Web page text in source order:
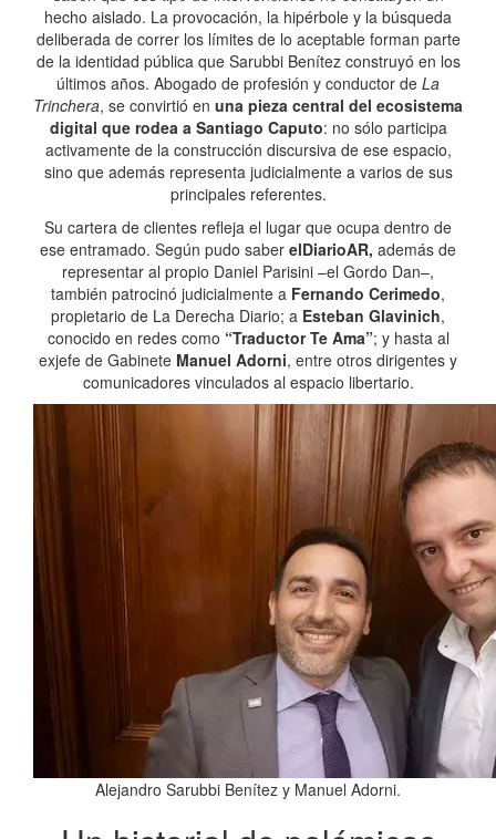
hecho aislado. La provocación, la hipérbole y la búsqueda
deliberada de correr los límites de lo aceptable forman parte
de la identidad pública que Sarubbi Benítez construyó en los
últimos años. Abogado de profesión y conductor de La
Trinchera, se convirtió en una pieza central del ecosistema
digital que rodea a Santiago Caputo: no sólo participa
activamente de la construcción discursiva de ese espacio,
sino que además representa judicialmente a varios de sus
principales referentes.
Su cartera de clientes refleja el lugar que ocupa dentro de
ese entramado. Según pudo saber elDiarioAR, además de
representar al propio Daniel Parisini –el Gordo Dan–,
también patrocinó judicialmente a Fernando Cerimedo,
propietario de La Derecha Diario; a Esteban Glavinich,
conocido en redes como “Traductor Te Ama”; y hasta al
exjefe de Gabinete Manuel Adorni, entre otros dirigentes y
comunicadores vinculados al espacio libertario.
Alejandro Sarubbi Benítez y Manuel Adorni.